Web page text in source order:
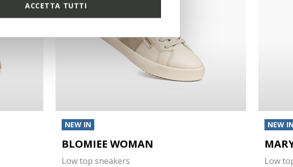
ACCETTA TUTTI
NEW IN
BLOMIEE WOMAN
Low top sneakers
NEW
Low